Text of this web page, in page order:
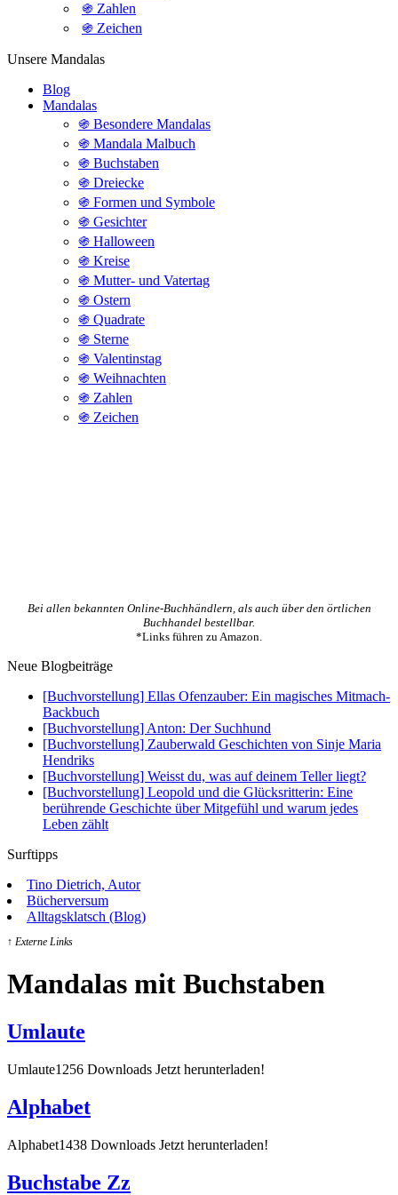
֍ Zahlen
֍ Zeichen
Unsere Mandalas
Blog
Mandalas
֍ Besondere Mandalas
֍ Mandala Malbuch
֍ Buchstaben
֍ Dreiecke
֍ Formen und Symbole
֍ Gesichter
֍ Halloween
֍ Kreise
֍ Mutter- und Vatertag
֍ Ostern
֍ Quadrate
֍ Sterne
֍ Valentinstag
֍ Weihnachten
֍ Zahlen
֍ Zeichen
Bei allen bekannten Online-Buchhändlern, als auch über den örtlichen
Buchhandel bestellbar.
*Links führen zu Amazon.
Neue Blogbeiträge
[Buchvorstellung] Ellas Ofenzauber: Ein magisches Mitmach-
Backbuch
[Buchvorstellung] Anton: Der Suchhund
[Buchvorstellung] Zauberwald Geschichten von Sinje Maria
Hendriks
[Buchvorstellung] Weisst du, was auf deinem Teller liegt?
[Buchvorstellung] Leopold und die Glücksritterin: Eine
berührende Geschichte über Mitgefühl und warum jedes
Leben zählt
Surftipps
Tino Dietrich, Autor
Bücherversum
Alltagsklatsch (Blog)
↑ Externe Links
Mandalas mit Buchstaben
Umlaute
Umlaute1256 Downloads Jetzt herunterladen!
Alphabet
Alphabet1438 Downloads Jetzt herunterladen!
Buchstabe Zz